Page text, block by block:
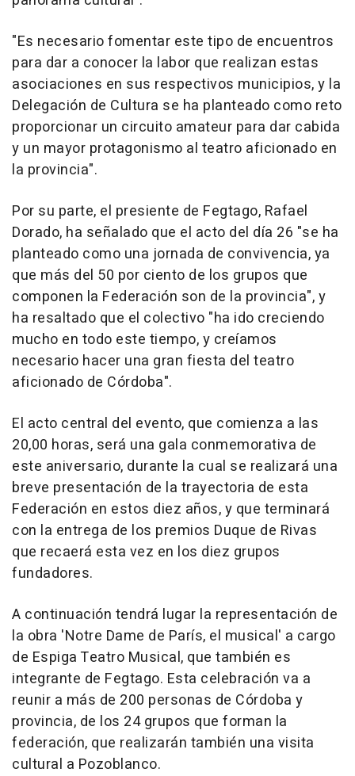
"Es necesario fomentar este tipo de encuentros
para dar a conocer la labor que realizan estas
asociaciones en sus respectivos municipios, y la
Delegación de Cultura se ha planteado como reto
proporcionar un circuito amateur para dar cabida
y un mayor protagonismo al teatro aficionado en
la provincia".
Por su parte, el presiente de Fegtago, Rafael
Dorado, ha señalado que el acto del día 26 "se ha
planteado como una jornada de convivencia, ya
que más del 50 por ciento de los grupos que
componen la Federación son de la provincia", y
ha resaltado que el colectivo "ha ido creciendo
mucho en todo este tiempo, y creíamos
necesario hacer una gran fiesta del teatro
aficionado de Córdoba".
El acto central del evento, que comienza a las
20,00 horas, será una gala conmemorativa de
este aniversario, durante la cual se realizará una
breve presentación de la trayectoria de esta
Federación en estos diez años, y que terminará
con la entrega de los premios Duque de Rivas
que recaerá esta vez en los diez grupos
fundadores.
A continuación tendrá lugar la representación de
la obra 'Notre Dame de París, el musical' a cargo
de Espiga Teatro Musical, que también es
integrante de Fegtago. Esta celebración va a
reunir a más de 200 personas de Córdoba y
provincia, de los 24 grupos que forman la
federación, que realizarán también una visita
cultural a Pozoblanco.